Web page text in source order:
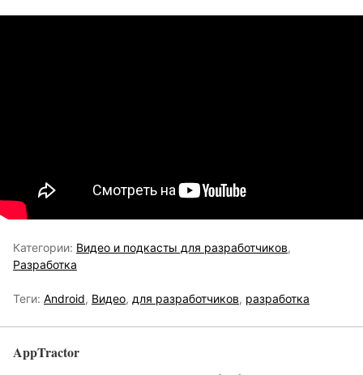
Категории: Видео и подкасты для разработчиков,
Разработка
Теги: Android, Видео, для разработчиков, разработка
AppTractor